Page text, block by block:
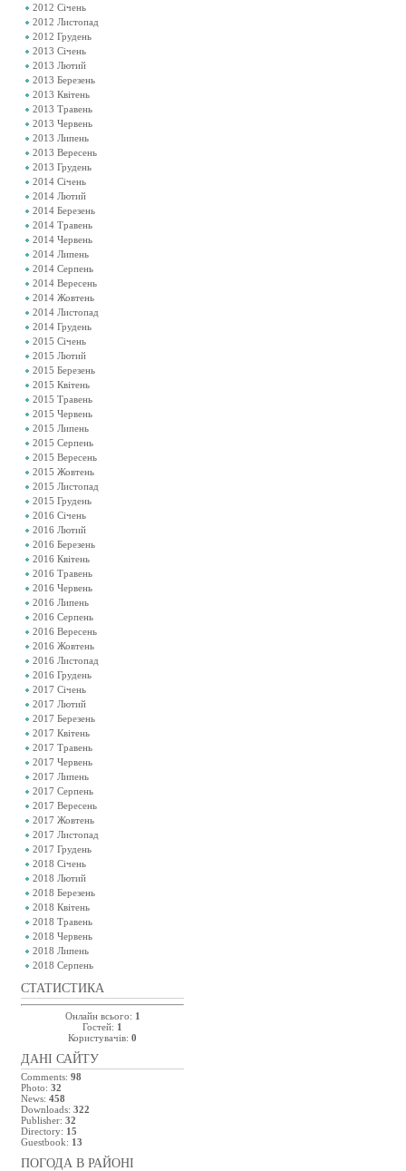
2012 Січень
2012 Листопад
2012 Грудень
2013 Січень
2013 Лютий
2013 Березень
2013 Квітень
2013 Травень
2013 Червень
2013 Липень
2013 Вересень
2013 Грудень
2014 Січень
2014 Лютий
2014 Березень
2014 Травень
2014 Червень
2014 Липень
2014 Серпень
2014 Вересень
2014 Жовтень
2014 Листопад
2014 Грудень
2015 Січень
2015 Лютий
2015 Березень
2015 Квітень
2015 Травень
2015 Червень
2015 Липень
2015 Серпень
2015 Вересень
2015 Жовтень
2015 Листопад
2015 Грудень
2016 Січень
2016 Лютий
2016 Березень
2016 Квітень
2016 Травень
2016 Червень
2016 Липень
2016 Серпень
2016 Вересень
2016 Жовтень
2016 Листопад
2016 Грудень
2017 Січень
2017 Лютий
2017 Березень
2017 Квітень
2017 Травень
2017 Червень
2017 Липень
2017 Серпень
2017 Вересень
2017 Жовтень
2017 Листопад
2017 Грудень
2018 Січень
2018 Лютий
2018 Березень
2018 Квітень
2018 Травень
2018 Червень
2018 Липень
2018 Серпень
СТАТИСТИКА
Онлайн всього: 1
Гостей: 1
Користувачів: 0
ДАНІ САЙТУ
Comments: 98
Photo: 32
News: 458
Downloads: 322
Publisher: 32
Directory: 15
Guestbook: 13
ПОГОДА В РАЙОНІ